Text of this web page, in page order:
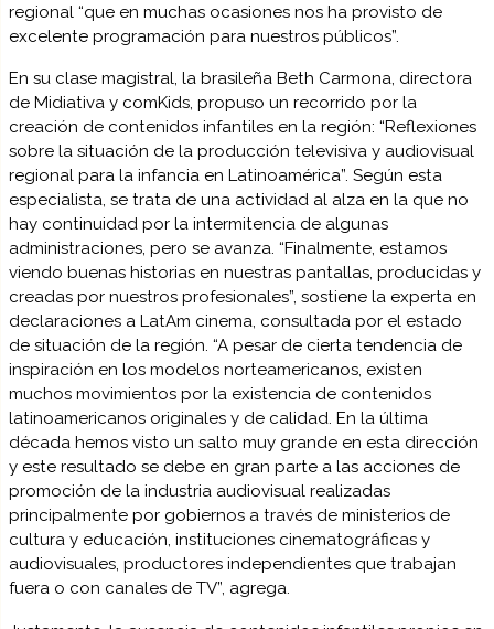
regional “que en muchas ocasiones nos ha provisto de
excelente programación para nuestros públicos”.
En su clase magistral, la brasileña Beth Carmona, directora
de Midiativa y comKids, propuso un recorrido por la
creación de contenidos infantiles en la región: “Reflexiones
sobre la situación de la producción televisiva y audiovisual
regional para la infancia en Latinoamérica”. Según esta
especialista, se trata de una actividad al alza en la que no
hay continuidad por la intermitencia de algunas
administraciones, pero se avanza. “Finalmente, estamos
viendo buenas historias en nuestras pantallas, producidas y
creadas por nuestros profesionales”, sostiene la experta en
declaraciones a LatAm cinema, consultada por el estado
de situación de la región. “A pesar de cierta tendencia de
inspiración en los modelos norteamericanos, existen
muchos movimientos por la existencia de contenidos
latinoamericanos originales y de calidad. En la última
década hemos visto un salto muy grande en esta dirección
y este resultado se debe en gran parte a las acciones de
promoción de la industria audiovisual realizadas
principalmente por gobiernos a través de ministerios de
cultura y educación, instituciones cinematográficas y
audiovisuales, productores independientes que trabajan
fuera o con canales de TV”, agrega.